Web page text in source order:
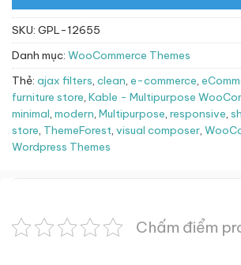
SKU: GPL-12655
Danh mục: WooCommerce Themes
Thẻ: ajax filters, clean, e-commerce,
furniture store, Kable - Multipurpose
minimal, modern, Multipurpose, responsive,
store, ThemeForest, visual composer,
Wordpress Themes
Chấm điểm